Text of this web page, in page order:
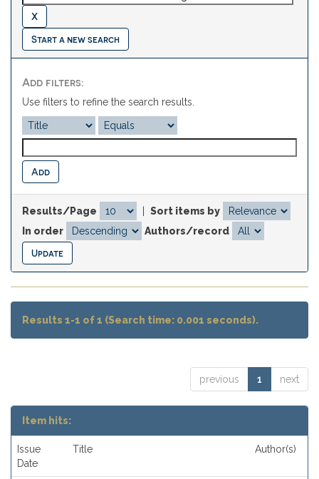
Start a new search
Add filters:
Use filters to refine the search results.
Results/Page
Sort items by
In order
Authors/record
Results 1-1 of 1 (Search time: 0.001 seconds).
previous 1 next
Item hits:
Issue
Date
Title Author(s)